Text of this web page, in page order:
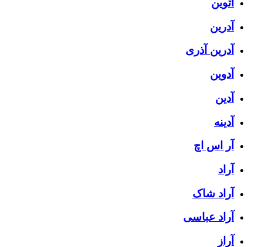
آتوین
آدرین
آدرین آذری
آدوین
آدین
آدینه
آر اس اچ
آراد
آراد شاک
آراد عباسی
آراز